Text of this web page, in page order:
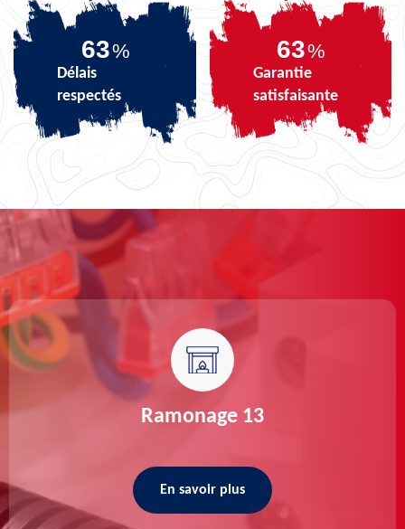
79%
Délais
respectés
79%
Garantie
satisfaisante
Ramonage 13
En savoir plus